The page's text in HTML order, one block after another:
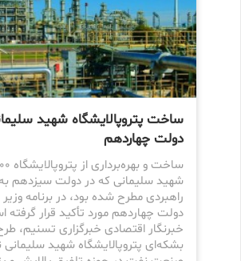
ساخت پتروپالایشگاه شهید
دولت چهاردهم
شهید سلیمانی که در دولت سیزدهم
راهبردی مطرح شده بود، در برنامه
دولت چهاردهم مورد تأکید قرار
بشکه‌ای پتروپالایشگاه شهید